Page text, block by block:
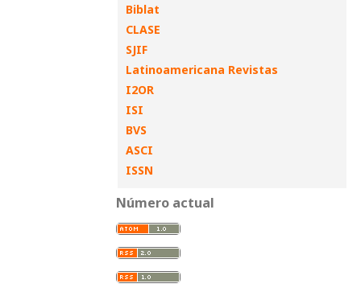
Biblat
CLASE
SJIF
Latinoamericana Revistas
I2OR
ISI
BVS
ASCI
ISSN
Número actual